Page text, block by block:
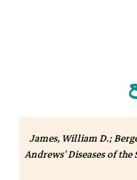
James, William D.;
Andrews' Diseases of